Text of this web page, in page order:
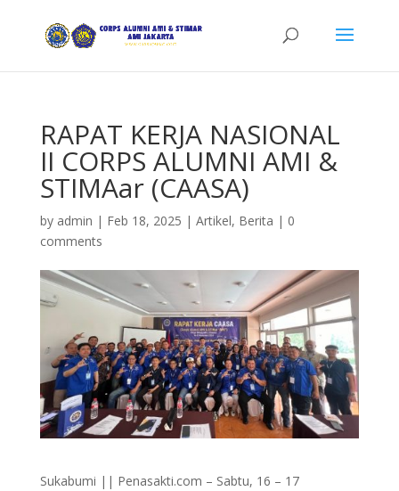
RAPAT KERJA NASIONAL
II CORPS ALUMNI AMI &
STIMAar (CAASA)
by admin | Feb 18, 2025 | Artikel, Berita | 0
comments
Sukabumi || Penasakti.com – Sabtu, 16 – 17